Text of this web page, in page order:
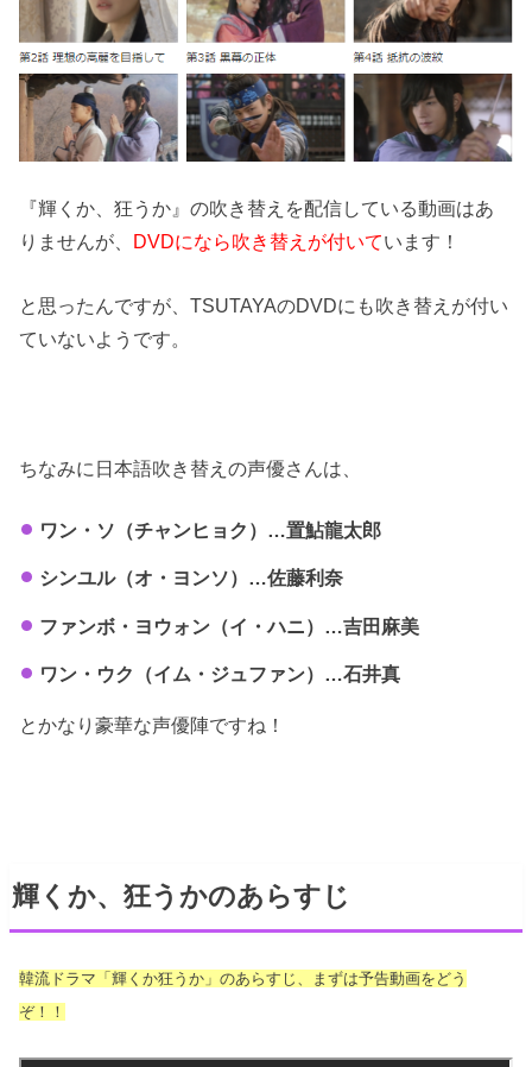
『輝くか、狂うか』の吹き替えを配信している動画はあ
りませんが、 DVDになら吹き替えが付いています！
と思ったんですが、TSUTAYAのDVDにも吹き替えが付い
ていないようです。
ちなみに日本語吹き替えの声優さんは、
ワン・ソ（チャンヒョク）…置鮎龍太郎
シンユル（オ・ヨンソ）…佐藤利奈
ファンボ・ヨウォン（イ・ハニ）…吉田麻美
ワン・ウク（イム・ジュファン）…石井真
とかなり豪華な声優陣ですね！
輝くか、狂うかのあらすじ
韓流ドラマ「輝くか狂うか」のあらすじ、まずは予告動画をどう
ぞ！！